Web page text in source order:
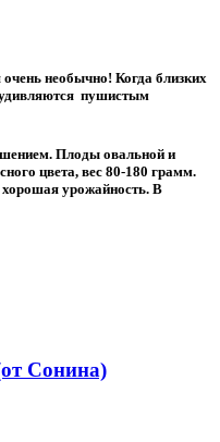
необычно! Когда близких
пушистым
Плоды овальной и
цвета, вес 80-180 грамм.
урожайность. В
Сонина)